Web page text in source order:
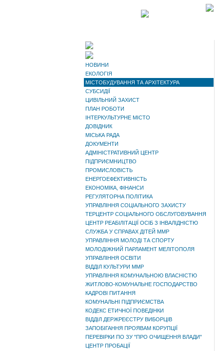
НОВИНИ
ЕКОЛОГІЯ
МІСТОБУДУВАННЯ ТА АРХІТЕКТУРА
СУБСИДІЇ
ЦИВІЛЬНИЙ ЗАХИСТ
ПЛАН РОБОТИ
ІНТЕРКУЛЬТУРНЕ МІСТО
ДОВІДНИК
МІСЬКА РАДА
ДОКУМЕНТИ
АДМІНІСТРАТИВНИЙ ЦЕНТР
ПІДПРИЄМНИЦТВО
ПРОМИСЛОВІСТЬ
ЕНЕРГОЕФЕКТИВНІСТЬ
ЕКОНОМІКА, ФІНАНСИ
РЕГУЛЯТОРНА ПОЛІТИКА
УПРАВЛІННЯ СОЦІАЛЬНОГО ЗАХИСТУ
ТЕРЦЕНТР СОЦІАЛЬНОГО ОБСЛУГОВУВАННЯ
ЦЕНТР РЕАБІЛІТАЦІЇ ОСІБ З ІНВАЛІДНІСТЮ
СЛУЖБА У СПРАВАХ ДІТЕЙ ММР
УПРАВЛІННЯ МОЛОДІ ТА СПОРТУ
МОЛОДІЖНИЙ ПАРЛАМЕНТ МЕЛІТОПОЛЯ
УПРАВЛІННЯ ОСВІТИ
ВІДДІЛ КУЛЬТУРИ ММР
УПРАВЛІННЯ КОМУНАЛЬНОЮ ВЛАСНІСТЮ
ЖИТЛОВО-КОМУНАЛЬНЕ ГОСПОДАРСТВО
КАДРОВІ ПИТАННЯ
КОМУНАЛЬНІ ПІДПРИЄМСТВА
КОДЕКС ЕТИЧНОЇ ПОВЕДІНКИ
ВІДДІЛ ДЕРЖРЕЄСТРУ ВИБОРЦІВ
ЗАПОБІГАННЯ ПРОЯВАМ КОРУПЦІЇ
ПЕРЕВІРКИ ПО ЗУ "ПРО ОЧИЩЕННЯ ВЛАДИ"
ЦЕНТР ПРОБАЦІЇ